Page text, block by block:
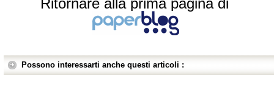
Ritornare alla prima pagina di
Possono interessarti anche questi articoli :